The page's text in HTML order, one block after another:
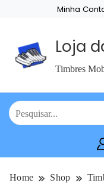
Minha
Loja
Timbres
Home Shop